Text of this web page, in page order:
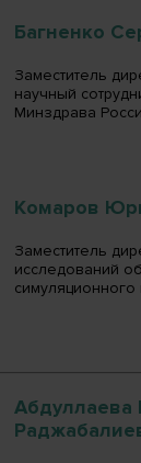
Багненко
Заместитель
научный
Минздрава
Комаров
Заместитель
исследований